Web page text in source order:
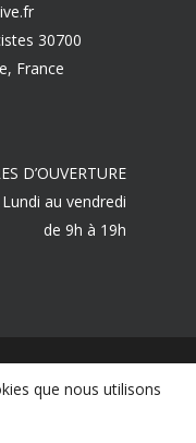
30700
France
D’OUVERTURE
Lundi au vendredi
de 9h à 19h
que nous utilisons